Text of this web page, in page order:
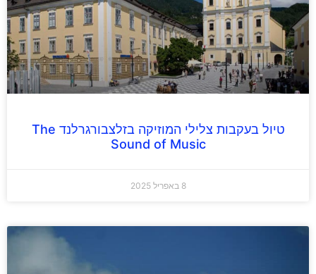
טיול בעקבות צלילי המוזיקה בזלצבורגרלנד The
Sound of Music